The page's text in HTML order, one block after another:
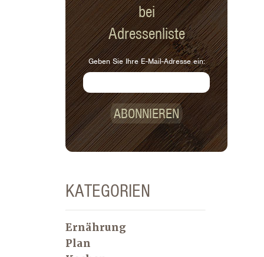
erschöpft. Erschöpfung führt zu
schwierigen Situationen zu Hause.
Wenn ich Momente habe, in denen ich
nicht weiß, wie ich mit einer Situation
umgehen soll, wende ich mich
entweder an meine Familie oder an
das Internet, um Hilfe zu erhalten.
bei
Adressenliste
Geben Sie Ihre E-Mail-Adresse ein:
ABONNIEREN
KATEGORIEN
Ernährung
Plan